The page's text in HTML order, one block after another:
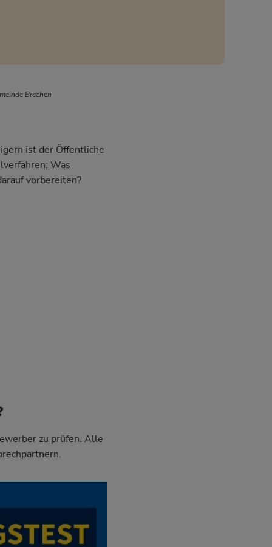
Brechen
ist der Öffentliche
Was
vorbereiten?
zu prüfen. Alle